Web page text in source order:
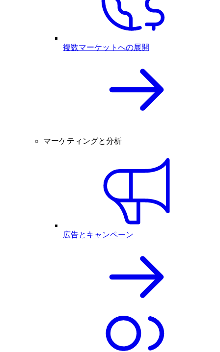
複数マーケットへの展開
マーケティングと分析
広告とキャンペーン